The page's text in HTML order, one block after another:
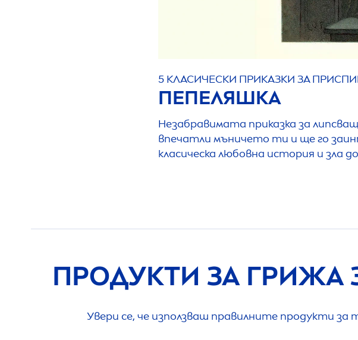
5 КЛАСИЧЕСКИ ПРИКАЗКИ ЗА
ПЕПЕЛЯШКА
Незабравимата приказка за
впечатли мъничето ти и ще го
класическа любовна история и зла
ПРОДУКТИ ЗА ГРИЖА
Увери се, че използваш правилните продукти